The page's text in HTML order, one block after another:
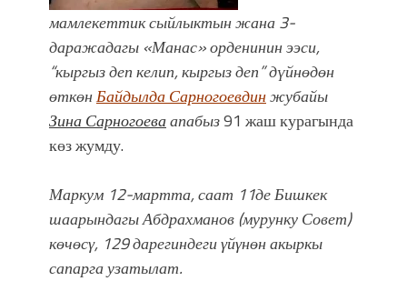
мамлекеттик сыйлыктын жана 3-
даражадагы «Манас» орденинин ээси,
“кыргыз деп келип, кыргыз деп” дүйнөдөн
өткөнБайдылда Сарногоевдинжубайы
Зина Сарногоеваапабыз91 жаш курагында
көз жумду.
Маркум 12-мартта, саат 11де Бишкек
шаарындагы Абдрахманов (мурунку Совет)
көчөсγ, 129 дарегиндеги γйγнөн акыркы
сапарга узатылат.